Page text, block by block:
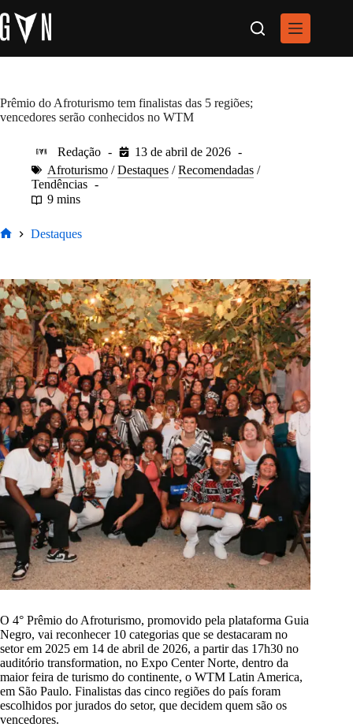
para
o
conteúdo
Prêmio do Afroturismo tem finalistas das 5 regiões;
vencedores serão conhecidos no WTM
Redação
13 de abril de 2026
Afroturismo /Destaques /Recomendadas /
Tendências
9 mins
Destaques
O 4° Prêmio do Afroturismo, promovido pela plataforma Guia
Negro, vai reconhecer 10 categorias que se destacaram no
setor em 2025 em 14 de abril de 2026, a partir das 17h30 no
auditório transformation, no Expo Center Norte, dentro da
maior feira de turismo do continente, o WTM Latin America,
em São Paulo. Finalistas das cinco regiões do país foram
escolhidos por jurados do setor, que decidem quem são os
vencedores.